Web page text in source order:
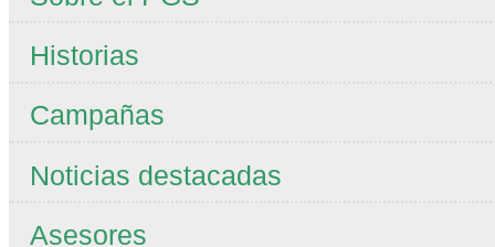
Historias
Campañas
Noticias destacadas
Asesores